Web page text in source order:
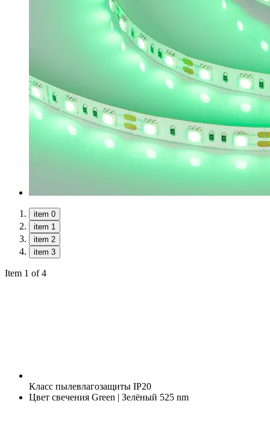
item 0
item 1
item 2
item 3
Item 1 of 4
Класс пылевлагозащиты IP20
Цвет свечения Green | Зелёный 525 nm